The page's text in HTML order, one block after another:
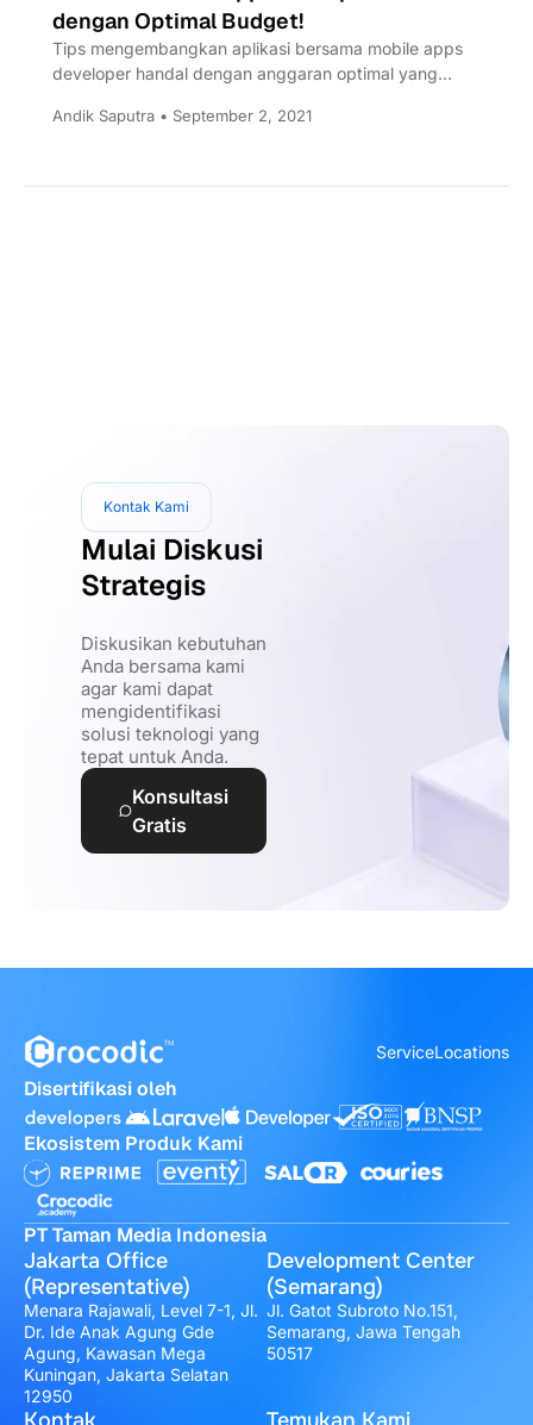
dengan Optimal Budget!
Tips mengembangkan aplikasi bersama mobile apps
developer handal dengan anggaran optimal yang
Andik Saputra • September 2, 2021
Kontak Kami
Mulai Diskusi
Strategis
Diskusikan kebutuhan
Anda bersama kami
agar kami dapat
mengidentifikasi
solusi teknologi yang
tepat untuk Anda.
Konsultasi
Gratis
ServiceLocations
Disertifikasi oleh
Ekosistem Produk Kami
PT Taman Media Indonesia
Jakarta Office
(Representative)
Menara Rajawali, Level 7-1, Jl.
Dr. Ide Anak Agung Gde
Agung, Kawasan Mega
Kuningan, Jakarta Selatan
12950
Development Center
(Semarang)
Jl. Gatot Subroto No.151,
Semarang, Jawa Tengah
50517